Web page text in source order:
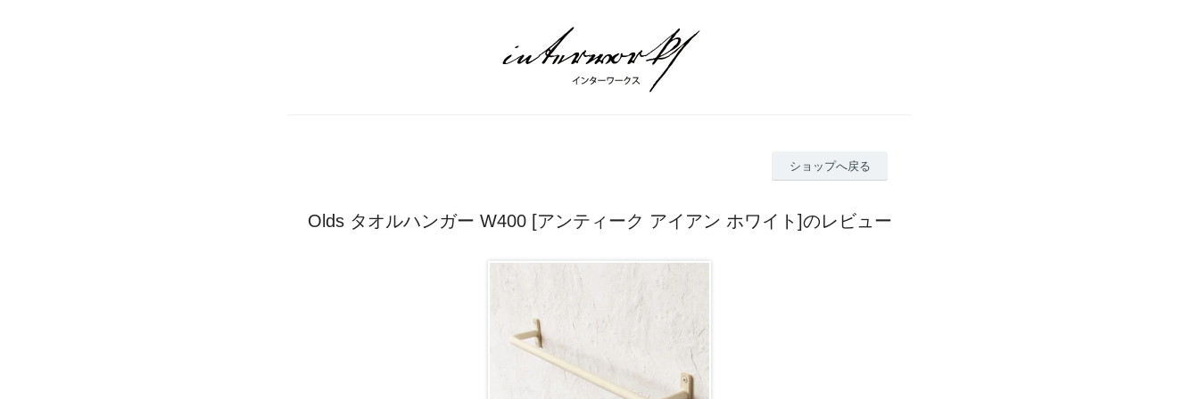
ショップへ戻る
Olds タオルハンガー W400 [アンティーク アイアン ホワイト]のレビュー